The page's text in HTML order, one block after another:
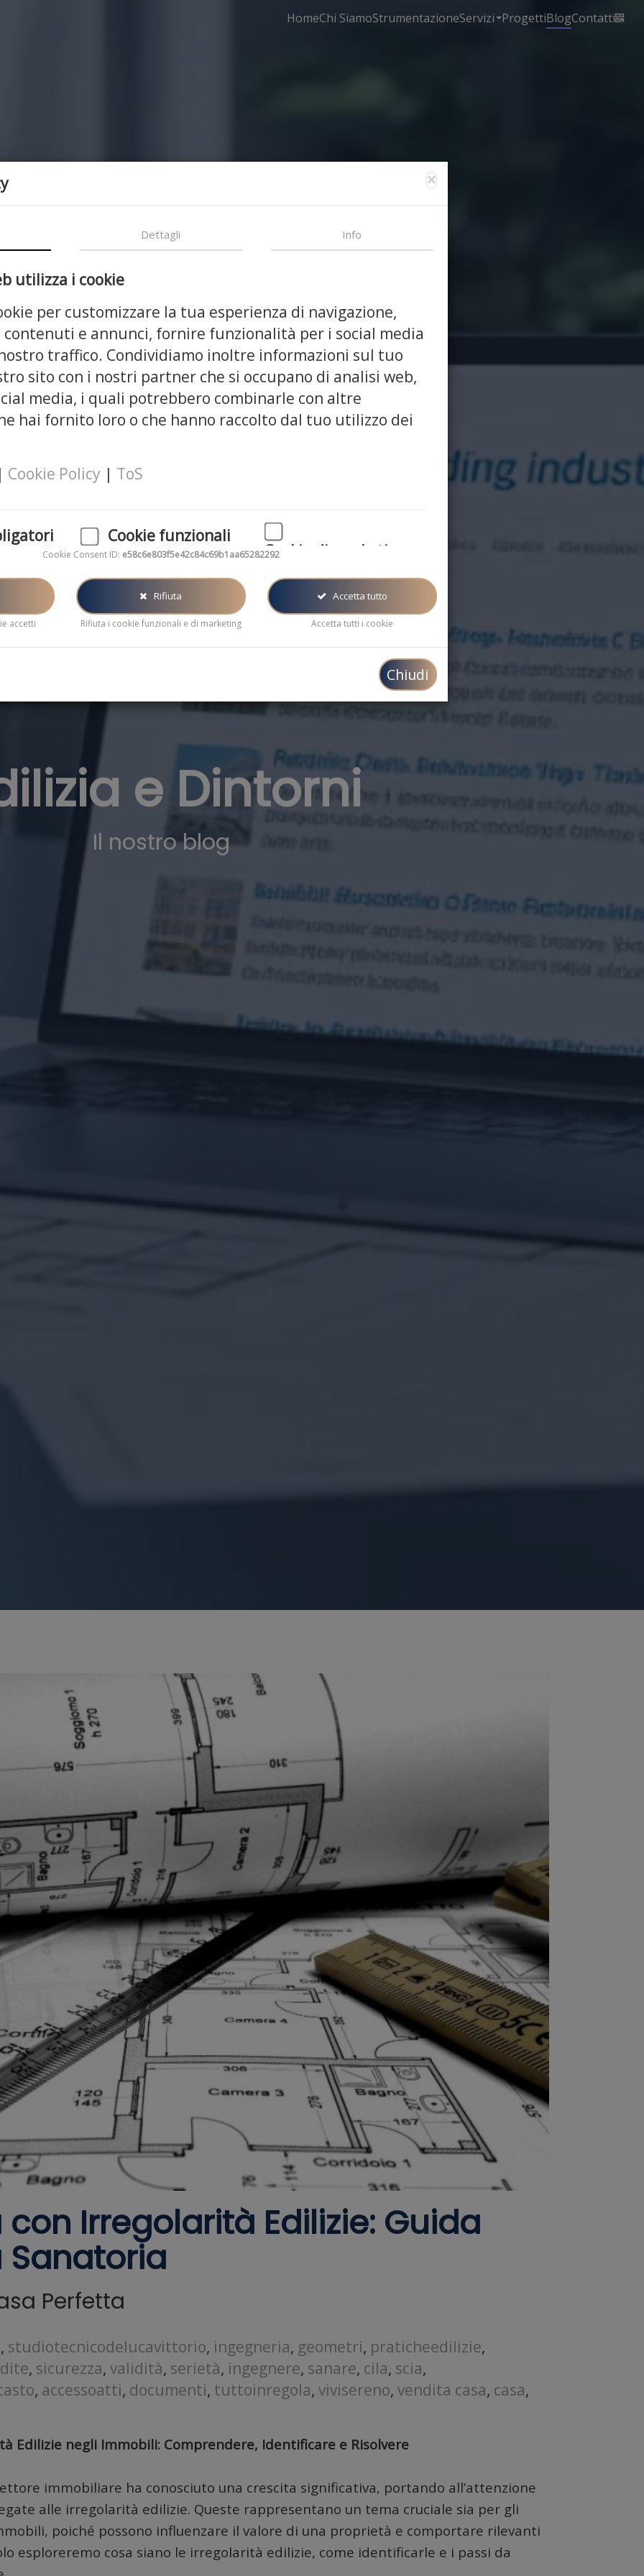
HomeChi SiamoStrumentazioneServizi ProgettiBlogContatti
e Dintorni
Il nostro blog
Irregolarità Edilizie: Guida
Perfetta
, studiotecnicodelucavittorio, ingegneria, geometri, praticheedilizie,
, sicurezza, validità, serietà, ingegnere, sanare, cila, scia,
, accessoatti, documenti, tuttoinregola, vivisereno, vendita casa, casa,
Edilizie negli Immobili: Comprendere, Identificare e Risolvere
immobiliare ha conosciuto una crescita significativa, portando all’attenzione
alle irregolarità edilizie. Queste rappresentano un tema cruciale sia per gli
poiché possono influenzare il valore di una proprietà e comportare rilevanti
esploreremo cosa siano le irregolarità edilizie, come identificarle e i passi da
×
Dettagli Info
utilizza i cookie
per customizzare la tua esperienza di navigazione,
contenuti e annunci, fornire funzionalità per i social media
traffico. Condividiamo inoltre informazioni sul tuo
sito con i nostri partner che si occupano di analisi web,
media, i quali potrebbero combinarle con altre
hai fornito loro o che hanno raccolto dal tuo utilizzo dei
Cookie Policy | ToS
per il
Cookie funzionali
Questi cookie ci aiutano a migliorare le
del sito
Cookie di marketing
generalmente usati per mostrare
pubblicità in linea con i tuoi interessi
Cookie Consent ID: e58c6e803f5e42c84c69b1aa65282292
accetti
Rifiuta
Rifiuta i cookie funzionali e di marketing
Accetta tutto
Accetta tutti i cookie
Chiudi